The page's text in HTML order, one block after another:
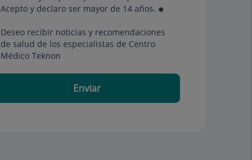
Acepto y declaro ser mayor de 14 años.
Deseo recibir noticias y recomendaciones
de salud de los especialistas de Centro
Médico Teknon
Enviar